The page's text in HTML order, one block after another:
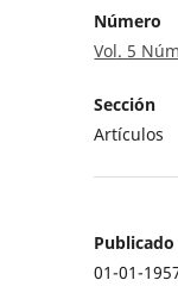
Número
Vol. 5
Sección
Artículos
Publicado
01-01-